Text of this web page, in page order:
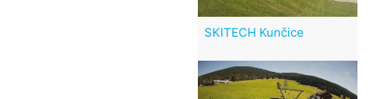
SKITECH Kunčice